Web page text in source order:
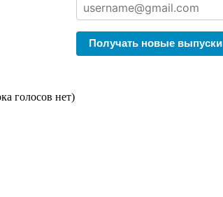
Получать новые выпуски
голосов нет)